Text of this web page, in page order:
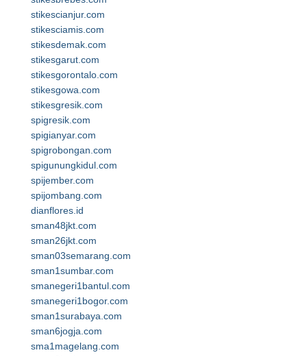
stikescianjur.com
stikesciamis.com
stikesdemak.com
stikesgarut.com
stikesgorontalo.com
stikesgowa.com
stikesgresik.com
spigresik.com
spigianyar.com
spigrobongan.com
spigunungkidul.com
spijember.com
spijombang.com
dianflores.id
sman48jkt.com
sman26jkt.com
sman03semarang.com
sman1sumbar.com
smanegeri1bantul.com
smanegeri1bogor.com
sman1surabaya.com
sman6jogja.com
sma1magelang.com